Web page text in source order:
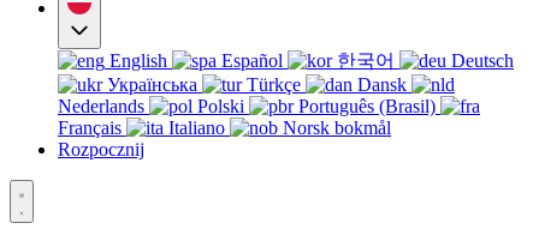
English Español 한국어
Deutsch
Українська
Türkçe
Dansk
Nederlands
Polski
Português (Brasil)
Français
Italiano
Norsk bokmål
Rozpocznij